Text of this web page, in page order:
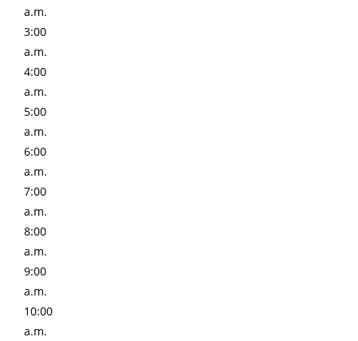
a.m.
3:00
a.m.
4:00
a.m.
5:00
a.m.
6:00
a.m.
7:00
a.m.
8:00
a.m.
9:00
a.m.
10:00
a.m.